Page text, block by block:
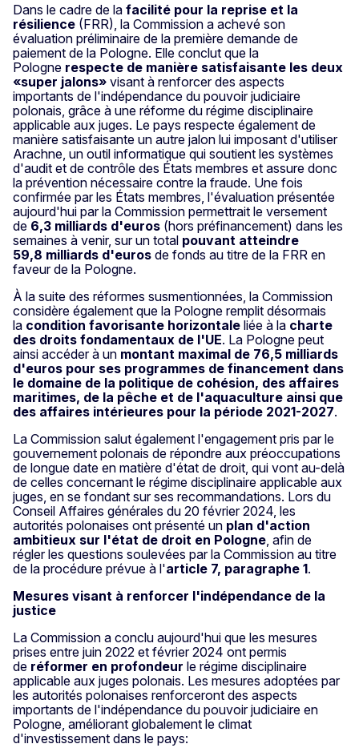
Dans le cadre de la facilité pour la reprise et la
résilience (FRR), la Commission a achevé son
évaluation préliminaire de la première demande de
paiement de la Pologne. Elle conclut que la
Pologne respecte de manière satisfaisante les deux
«super jalons» visant à renforcer des aspects
importants de l'indépendance du pouvoir judiciaire
polonais, grâce à une réforme du régime disciplinaire
applicable aux juges. Le pays respecte également de
manière satisfaisante un autre jalon lui imposant d'utiliser
Arachne, un outil informatique qui soutient les systèmes
d'audit et de contrôle des États membres et assure donc
la prévention nécessaire contre la fraude. Une fois
confirmée par les États membres, l'évaluation présentée
aujourd'hui par la Commission permettrait le versement
de 6,3 milliards d'euros (hors préfinancement) dans les
semaines à venir, sur un total pouvant atteindre
59,8 milliards d'euros de fonds au titre de la FRR en
faveur de la Pologne.
À la suite des réformes susmentionnées, la Commission
considère également que la Pologne remplit désormais
la condition favorisante horizontale liée à la charte
des droits fondamentaux de l'UE. La Pologne peut
ainsi accéder à un montant maximal de 76,5 milliards
d'euros pour ses programmes de financement dans
le domaine de la politique de cohésion, des affaires
maritimes, de la pêche et de l'aquaculture ainsi que
des affaires intérieures pour la période 2021-2027.
La Commission salut également l'engagement pris par le
gouvernement polonais de répondre aux préoccupations
de longue date en matière d'état de droit, qui vont au-delà
de celles concernant le régime disciplinaire applicable aux
juges, en se fondant sur ses recommandations. Lors du
Conseil Affaires générales du 20 février 2024, les
autorités polonaises ont présenté un plan d'action
ambitieux sur l'état de droit en Pologne , afin de
régler les questions soulevées par la Commission au titre
de la procédure prévue à l'article 7, paragraphe 1.
Mesures visant à renforcer l'indépendance de la
justice
La Commission a conclu aujourd'hui que les mesures
prises entre juin 2022 et février 2024 ont permis
de réformer en profondeur le régime disciplinaire
applicable aux juges polonais. Les mesures adoptées par
les autorités polonaises renforceront des aspects
importants de l'indépendance du pouvoir judiciaire en
Pologne, améliorant globalement le climat
d'investissement dans le pays: